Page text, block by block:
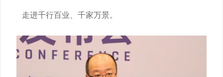
走进千行百业、千家万景。